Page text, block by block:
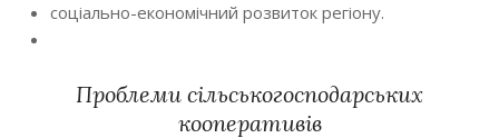
соціально-економічний розвиток регіону.
Проблеми сільськогосподарських
кооперативів